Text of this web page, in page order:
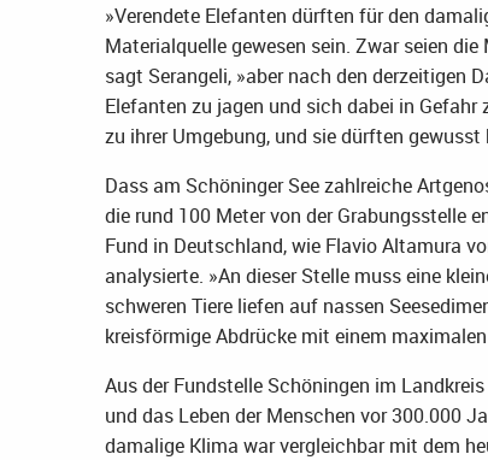
»Verendete Elefanten dürften für den
Materialquelle gewesen sein. Zwar seien
sagt Serangeli, »aber nach den derzeitigen
Elefanten zu jagen und sich dabei in
zu ihrer Umgebung, und sie dürften
Dass am Schöninger See zahlreiche
die rund 100 Meter von der Grabungsstelle
Fund in Deutschland, wie Flavio Altamura
analysierte. »An dieser Stelle muss eine
schweren Tiere liefen auf nassen
kreisförmige Abdrücke mit einem
Aus der Fundstelle Schöningen im
und das Leben der Menschen vor 300.000
damalige Klima war vergleichbar mit dem